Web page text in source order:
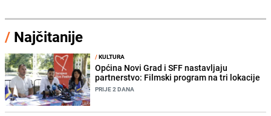
/ Najčitanije
/KULTURA
Općina Novi Grad i SFF nastavljaju
partnerstvo: Filmski program na tri lokacije
PRIJE 2 DANA